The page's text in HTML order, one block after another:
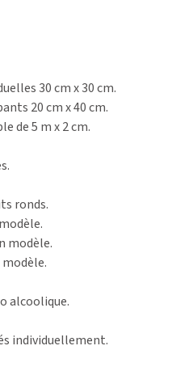
30 cm x 30 cm.
20 cm x 40 cm.
de 5 m x 2 cm.
ronds.
modèle.
alcoolique.
individuellement.